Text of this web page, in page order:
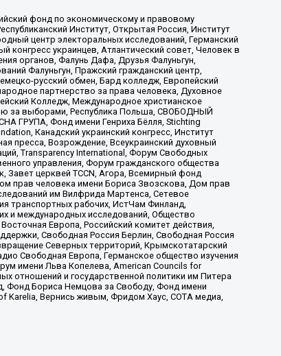
фонд по экономическому и правовому
Институт, Открытая Россия, Институт
центр электоральных исследований, Германский
украинцев, Атлантический совет, Человек в
органов, Фалунь Дафа, Друзья Фалуньгун,
Фалуньгун, Пражский гражданский центр,
русский обмен, Бард колледж, Европейский
партнерство за права человека, Духовное
Колледж, Международное христианское
за выборами, Республика Польша, СВОБОДНЫЙ
ГРУПА, Фонд имени Генриха Бёлля, Stichting
Канадский украинский конгресс, Институт
пресса, Возрождение, Всеукраинский духовный
Transparеncy International, Форум Свободных
управления, Форум гражданского общества
Завет церквей TCCN, Агора, Всемирный фонд
прав человека имени Бориса Звозскова, Дом прав
им Вилфрида Мартенса, Сетевое
транспортных рабочих, ИстЧам Финланд,
и международных исследований, Общество
Европа, Российский комитет действия,
Свободная Россия Берлин, Свободная Россия
Северных территорий, Крымскотатарский
Свободная Европа, Германское общество изучения
имени Льва Копелева, American Councils for
отношений и государственной политики им Питера
Фонд Бориса Немцова за Свободу, Фонд имени
Karelia, Вернись живым, Фридом Хаус, СОТА медиа,